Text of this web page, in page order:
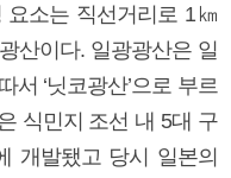
소는 직선거리로 1㎞
산이다. 일광광산은 일
서 ‘닛코광산’으로 부르
식민지 조선 내 5대 구
개발됐고 당시 일본의